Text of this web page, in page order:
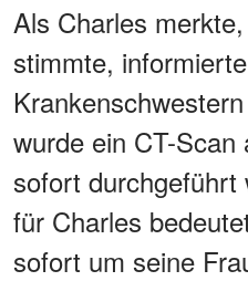
Als Charles
stimmte,
wurde ein CT-
sofort durchgeführt
für Charles
sofort um seine